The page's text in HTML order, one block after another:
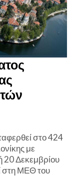
στο 424
με
20 Δεκεμβρίου
στη ΜΕΘ του